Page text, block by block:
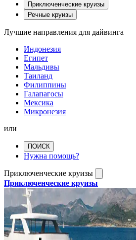
Приключенческие круизы
Речные круизы
Лучшие направления для дайвинга
Индонезия
Египет
Мальдивы
Таиланд
Филиппины
Галапагосы
Мексика
Микронезия
или
ПОИСК
Нужна помощь?
Приключенческие круизы
Приключенческие круизы